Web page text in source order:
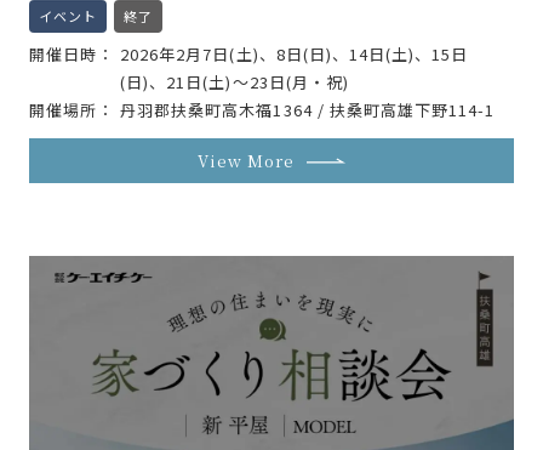
イベント 終了
開催日時
2026年2月7日(土)、8日(日)、14日(土)、15日
(日)、21日(土)〜23日(月・祝)
開催場所
丹羽郡扶桑町高木福1364 / 扶桑町高雄下野114-1
View More